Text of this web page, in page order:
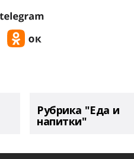
Рубрика "Еда и
напитки"